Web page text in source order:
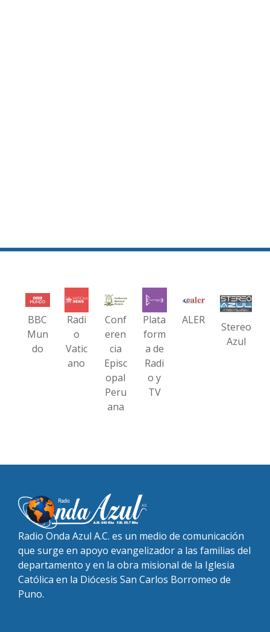
BBC
Mun
do
Radi
o
Vatic
ano
Conf
eren
cia
Episc
opal
Peru
ana
Plata
form
a de
Radi
o y
TV
ALER
Stereo
Azul
Radio Onda Azul A.C. es un medio de comunicación
que surge en apoyo evangelizador a las familias del
departamento y en la obra misional de la Iglesia
Católica en la Diócesis San Carlos Borromeo de
Puno.